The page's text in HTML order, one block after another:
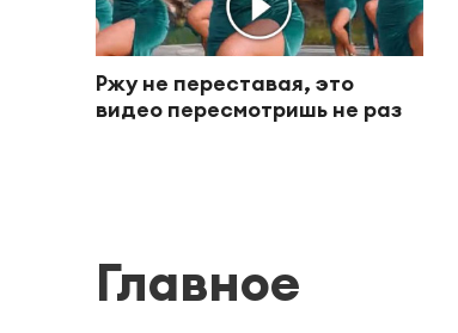
Ржу не переставая, это
видео пересмотришь не раз
Главное